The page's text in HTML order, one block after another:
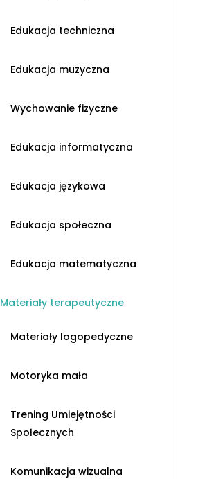
Edukacja techniczna
Edukacja muzyczna
Wychowanie fizyczne
Edukacja informatyczna
Edukacja językowa
Edukacja społeczna
Edukacja matematyczna
Materiały terapeutyczne
Materiały logopedyczne
Motoryka mała
Trening Umiejętności
Społecznych
Komunikacja wizualna